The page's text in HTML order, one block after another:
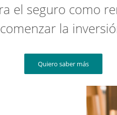
el seguro como
comenzar la
Quiero saber más